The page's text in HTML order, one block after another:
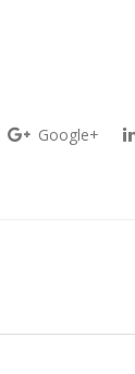
Google+